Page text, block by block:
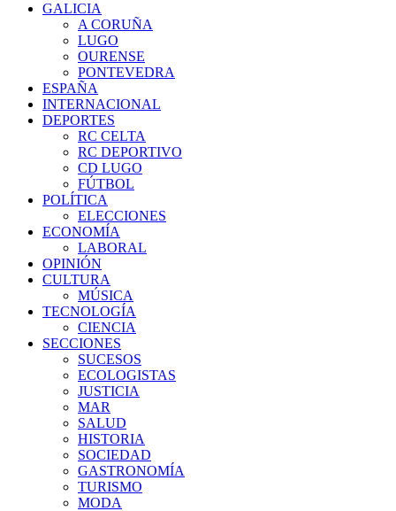
GALICIA
A CORUÑA
LUGO
OURENSE
PONTEVEDRA
ESPAÑA
INTERNACIONAL
DEPORTES
RC CELTA
RC DEPORTIVO
CD LUGO
FÚTBOL
POLÍTICA
ELECCIONES
ECONOMÍA
LABORAL
OPINIÓN
CULTURA
MÚSICA
TECNOLOGÍA
CIENCIA
SECCIONES
SUCESOS
ECOLOGISTAS
JUSTICIA
MAR
SALUD
HISTORIA
SOCIEDAD
GASTRONOMÍA
TURISMO
MODA